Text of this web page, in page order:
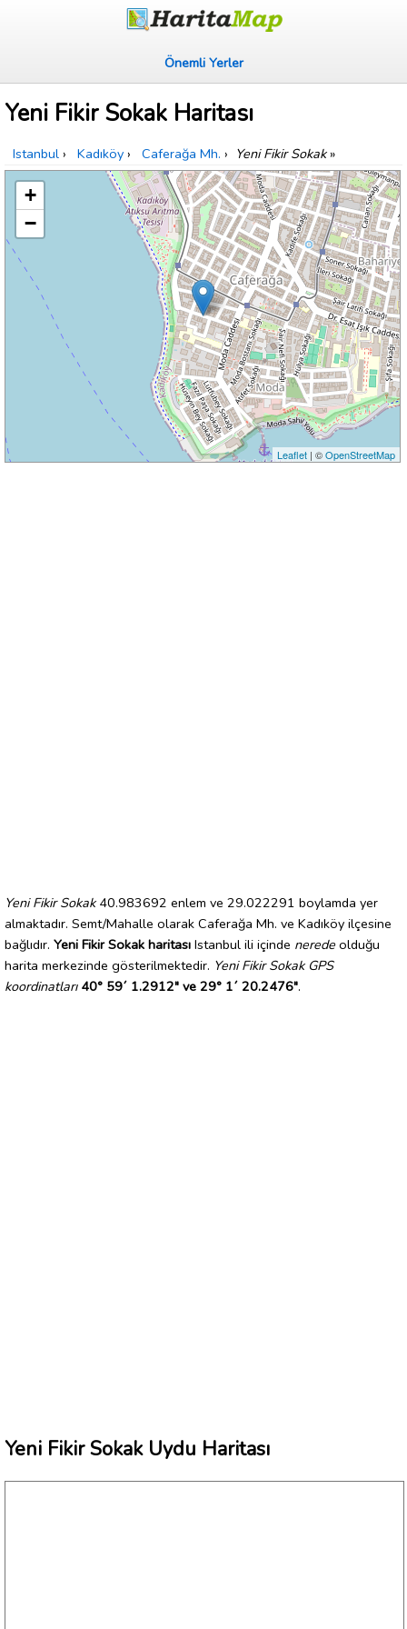
Önemli Yerler
Yeni Fikir Sokak Haritası
Istanbul › Kadıköy › Caferağa Mh. › Yeni Fikir Sokak»
+
−
Leaflet| ©OpenStreetMap
Yeni Fikir Sokak40.983692 enlem ve 29.022291 boylamda yer
almaktadır. Semt/Mahalle olarak Caferağa Mh. ve Kadıköy ilçesine
bağlıdır. Yeni Fikir Sokak haritası Istanbul ili içinde nerede olduğu
harita merkezinde gösterilmektedir. Yeni Fikir Sokak GPS
koordinatları 40° 59´ 1.2912" ve 29° 1´ 20.2476".
Yeni Fikir Sokak Uydu Haritası